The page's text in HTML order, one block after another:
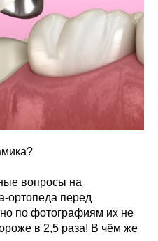
вопросы на
ортопеда перед
по фотографиям их не
в 2,5 раза! В чём же